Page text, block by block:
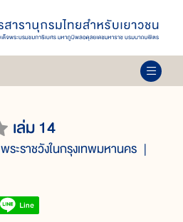
เล่ม 14
พระราชวังในกรุงเทพมหานคร